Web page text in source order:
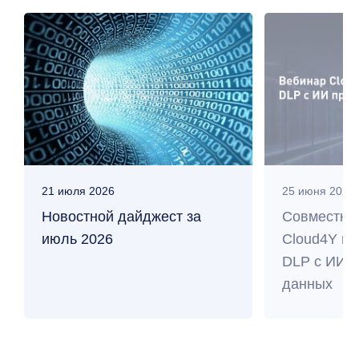
21 июля 2026
Новостной дайджест за
июль 2026
25 июня 2026
Cloud4Y и
DLP с ИИ
данных